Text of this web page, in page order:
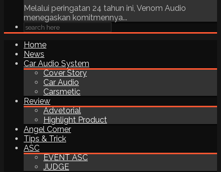
Melalui peringatan 24 tahun ini, Venom Audio
menegaskan komitmennya...
Home
News
Car Audio System
Cover Story
Car Audio
Carsmetic
Review
Advetorial
Highlight Product
Angel Corner
Tips & Trick
ASC
EVENT ASC
JUDGE